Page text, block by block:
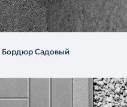
Бордюр Садовый